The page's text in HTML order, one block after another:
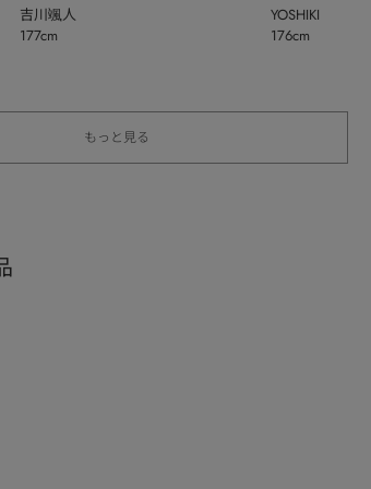
吉川颯人
177cm
YOSHIKI
176cm
もっと見る